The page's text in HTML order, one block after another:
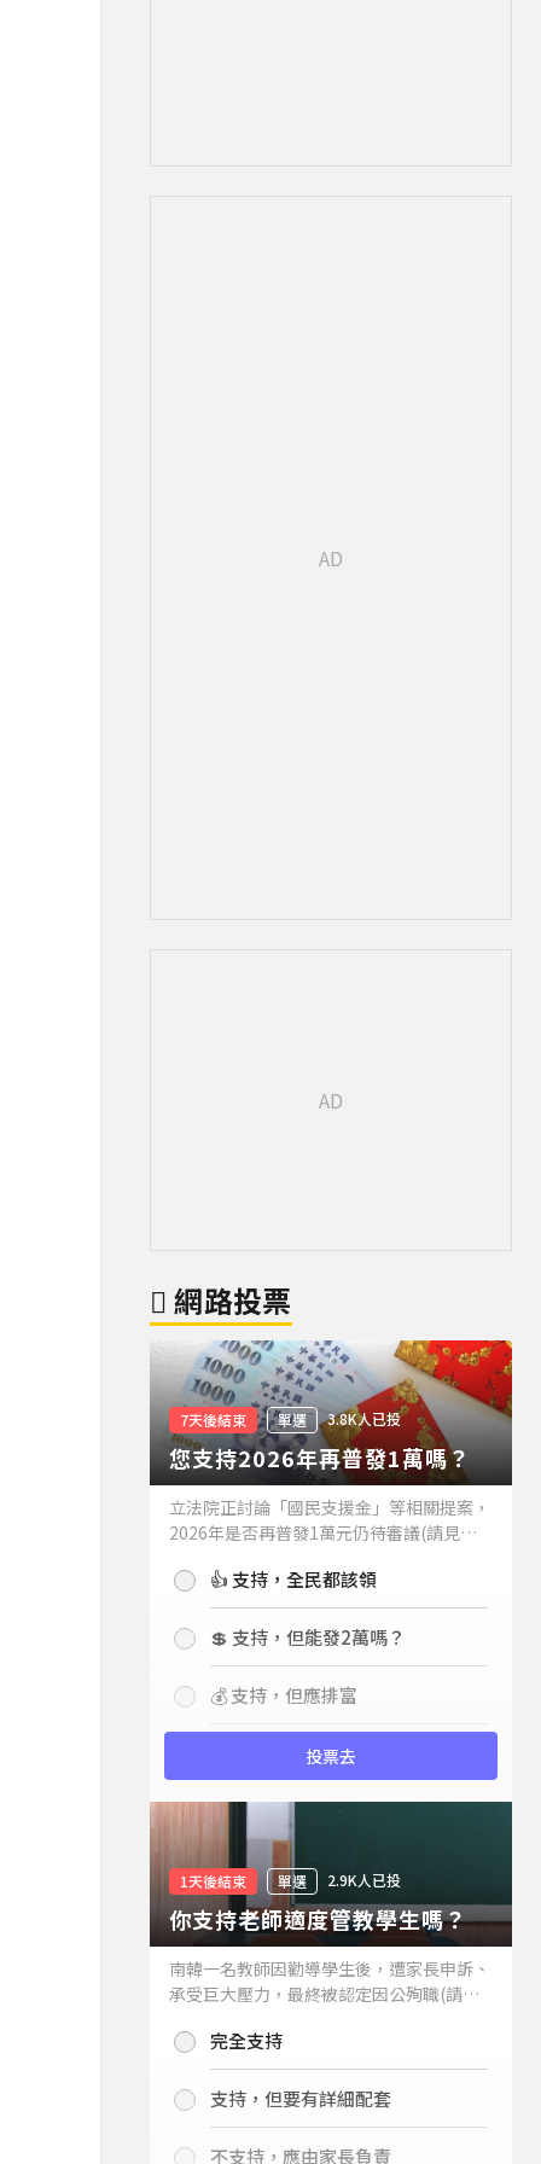
網路投票
7天後結束 單選 3.8K人已投
您支持2026年再普發1萬嗎？
立法院正討論「國民支援金」等相關提案，
2026年是否再普發1萬元仍待審議(請見下
持嗎？👍 支持，全民都該領
💲 支持，但能發2萬嗎？
💰 支持，但應排富
投票去
1天後結束 單選 2.9K人已投
你支持老師適度管教學生嗎？
南韓一名教師因勸導學生後，遭家長申訴、
承受巨大壓力，最終被認定因公殉職(請見
你支持老師適度管教學生嗎？
完全支持
支持，但要有詳細配套
不支持，應由家長負責